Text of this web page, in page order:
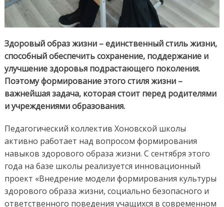
Здоровый образ жизни – единственный стиль жизни,
способный обеспечить сохранение, поддержание и
улучшение здоровья подрастающего поколения.
Поэтому формирование этого стиля жизни –
важнейшая задача, которая стоит перед родителями
и учреждениями образования.
Педагогический коллектив Хоновской школы
активно работает над вопросом формирования
навыков здорового образа жизни. С сентября этого
года на базе школы реализуется инновационный
проект «Внедрение модели формирования культуры
здорового образа жизни, социально безопасного и
ответственного поведения учащихся в современном